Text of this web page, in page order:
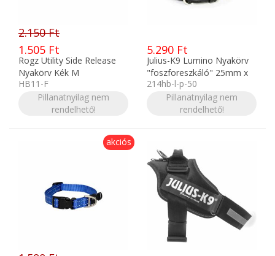
2.150 Ft
1.505 Ft
Rogz Utility Side Release
Nyakörv Kék M
HB11-F
Pillanatnyilag nem
rendelhető!
5.290 Ft
Julius-K9 Lumino Nyakörv
"foszforeszkáló" 25mm x
50cm fekete kifútó
214hb-l-p-50
Pillanatnyilag nem
rendelhető!
akciós